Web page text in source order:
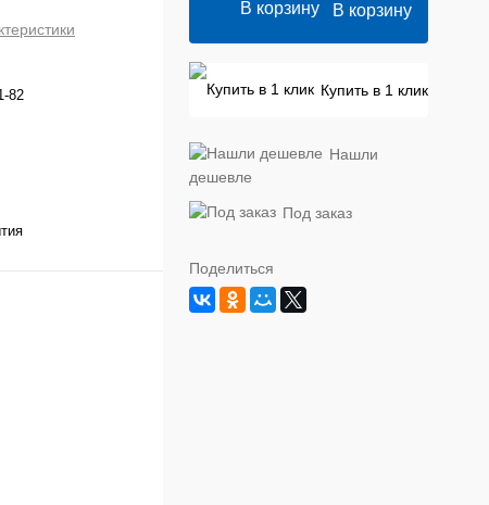
82
В корзину
Купить в 1 клик
Нашли
дешевле
Под заказ
Поделиться